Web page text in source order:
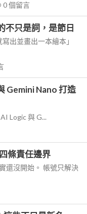
0個留言
不只是詞，是節日
出並畫出一本繪本」
Gemini Nano 打造
Logic 與 G...
條責任邊界
還沒開始。 帳號只解決